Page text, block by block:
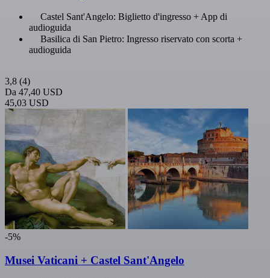
Castel Sant'Angelo: Biglietto d'ingresso + App di
audioguida
Basilica di San Pietro: Ingresso riservato con scorta +
audioguida
3,8 (4)
Da 47,40 USD
45,03 USD
-5%
Musei Vaticani + Castel Sant'Angelo